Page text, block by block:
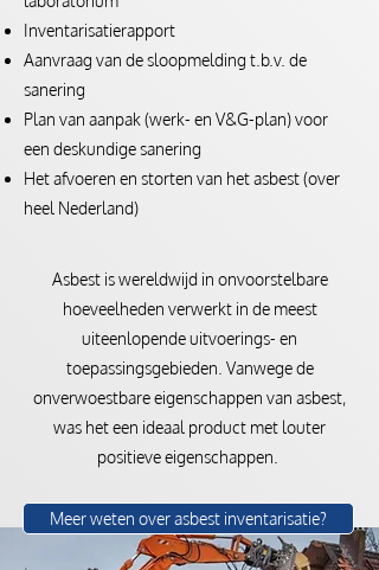
Inventarisatierapport
Aanvraag van de sloopmelding t.b.v. de
sanering
Plan van aanpak (werk- en V&G-plan) voor
een deskundige sanering
Het afvoeren en storten van het asbest (over
heel Nederland)
Asbest is wereldwijd in onvoorstelbare
hoeveelheden verwerkt in de meest
uiteenlopende uitvoerings- en
toepassingsgebieden. Vanwege de
onverwoestbare eigenschappen van asbest,
was het een ideaal product met louter
positieve eigenschappen.
Meer weten over asbest inventarisatie?